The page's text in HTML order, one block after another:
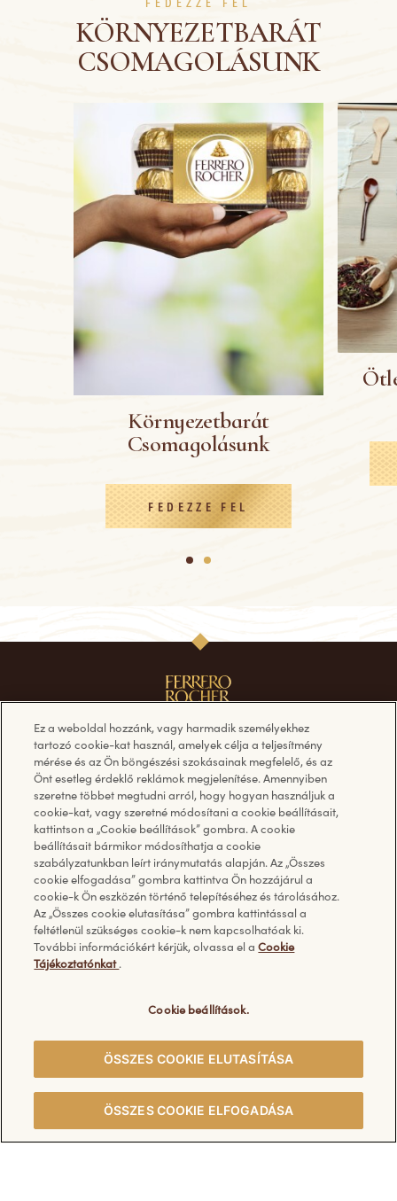
FEDEZZE FEL
KÖRNYEZETBARÁT
CSOMAGOLÁSUNK
Környezetbarát
Csomagolásunk
FEDEZZE FEL
1 2
Termékek
Pralinék
Táblás csokoládék
Jégkrém
További termékeink
Kérdése van?
GYIK - Gyakran ismételt
Információ
Cookie tájékoztató és cookie
Ferrero adatkezelési
Felhasználási feltételek
Impresszum
Kövessen minket
Facebook
YouTube
Ez a weboldal hozzánk, vagy harmadik személyekhez
tartozó cookie-kat használ, amelyek célja a teljesítmény
mérése és az Ön böngészési szokásainak megfelelő, és az
Önt esetleg érdeklő reklámok megjelenítése. Amennyiben
szeretne többet megtudni arról, hogy hogyan használjuk a
cookie-kat, vagy szeretné módosítani a cookie beállításait,
kattintson a „Cookie beállítások” gombra. A cookie
beállításait bármikor módosíthatja a cookie
szabályzatunkban leírt iránymutatás alapján. Az „Összes
cookie elfogadása” gombra kattintva Ön hozzájárul a
cookie-k Ön eszközén történő telepítéséhez és tárolásához.
Az „Összes cookie elutasítása” gombra kattintással a
feltétlenül szükséges cookie-k nem kapcsolhatóak ki.
További információkért kérjük, olvassa el aCookie
Tájékoztatónkat.
Cookie beállítások.
ÖSSZES COOKIE ELUTASÍTÁSA
ÖSSZES COOKIE ELFOGADÁSA